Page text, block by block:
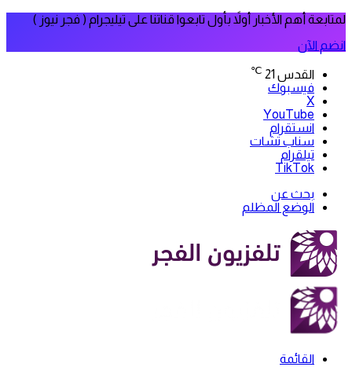
لمتابعة أهم الأخبار أولاً بأول تابعوا قناتنا على تيليجرام ( فجر نيوز )
انضم الآن
القدس 21
℃
فيسبوك
‫X
‫YouTube
انستقرام
سناب تشات
تيلقرام
‫TikTok
بحث عن
الوضع المظلم
القائمة